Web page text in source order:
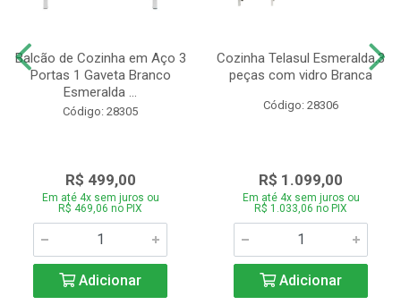
Balcão de Cozinha em Aço 3
Portas 1 Gaveta Branco
Esmeralda ...
Código: 28305
R$ 499,00
Em até 4x sem juros ou
R$ 469,06 no PIX
Adicionar
Cozinha Telasul Esmeralda.3
peças com vidro Branca
Código: 28306
R$ 1.099,00
Em até 4x sem juros ou
R$ 1.033,06 no PIX
Adicionar